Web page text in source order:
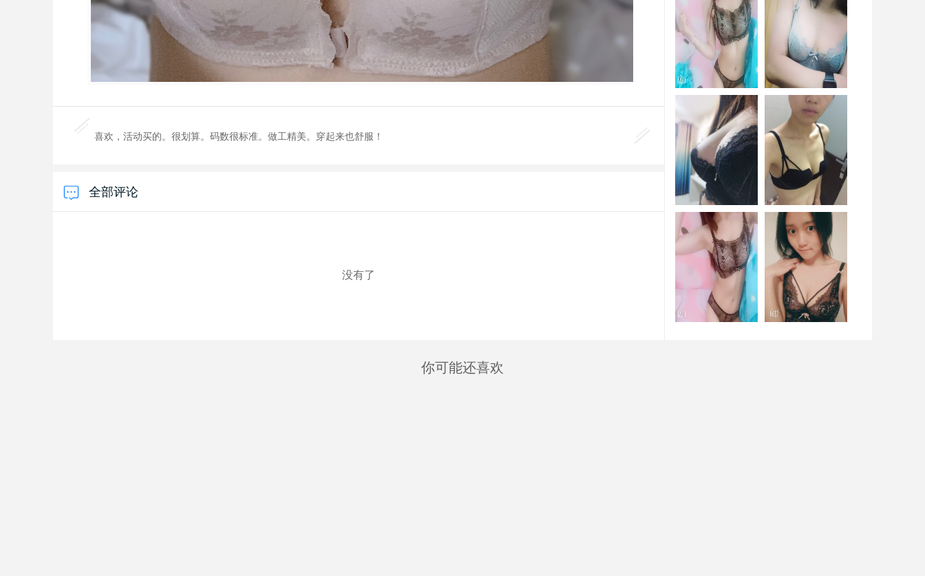
喜欢，活动买的。很划算。码数很标准。做工精美。穿起来也舒服！
全部评论
没有了
你可能还喜欢